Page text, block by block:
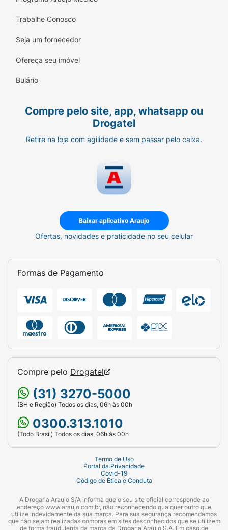
Trabalhe Conosco
Seja um fornecedor
Ofereça seu imóvel
Bulário
Compre pelo site, app, whatsapp ou
Drogatel
Retire na loja com agilidade e sem passar pelo caixa.
Baixar aplicativo Araujo
Ofertas, novidades e praticidade no seu celular
Formas de Pagamento
Compre pelo Drogatel
(31) 3270-5000
(BH e Região) Todos os dias, 06h às 00h
0300.313.1010
(Todo Brasil) Todos os dias, 06h às 00h
Termo de Uso
Portal da Privacidade
Covid-19
Código de Ética e Conduta
A Drogaria Araujo S/A informa que o seu site oficial corresponde ao
endereço www.araujo.com.br, não reconhecendo qualquer outro que
utilize indevidamente da sua marca. Para sua segurança recomendamos
que não sejam realizadas compras em sites desconhecidos que se utilizem
de forma fraudulenta da marca da Drogaria Araujo S.A. Em caso de